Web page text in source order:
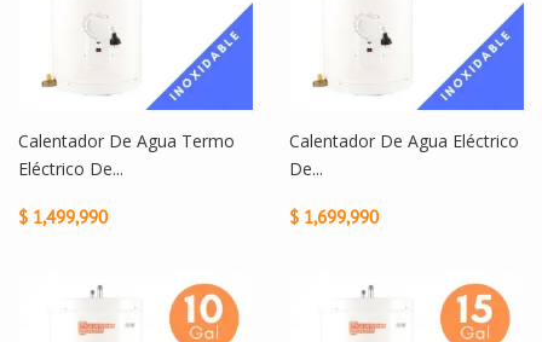
Calentador De Agua Termo
Eléctrico De...
$ 1,499,990
Calentador De Agua Eléctrico
De...
$ 1,699,990